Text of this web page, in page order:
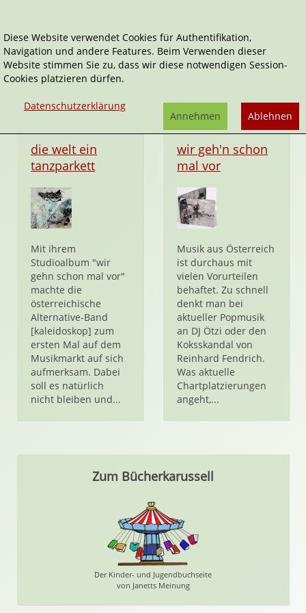
Crater8
die welt ein
tanzparkett
Mit ihrem
Studioalbum "wir
gehn schon mal vor"
machte die
österreichische
Alternative-Band
[kaleidoskop] zum
ersten Mal auf dem
Musikmarkt auf sich
aufmerksam. Dabei
soll es natürlich
nicht bleiben und...
CD
wir geh'n schon
mal vor
Musik aus Österreich
ist durchaus mit
vielen Vorurteilen
behaftet. Zu schnell
denkt man bei
aktueller Popmusik
an DJ Ötzi oder den
Koksskandal von
Reinhard Fendrich.
Was aktuelle
Chartplatzierungen
angeht,...
Zum Bücherkarussell
Der Kinder- und Jugendbuchseite
von Janetts Meinung
Diese Website verwendet Cookies für Authentifikation,
Navigation und andere Features. Beim Verwenden dieser
Website stimmen Sie zu, dass wir diese notwendigen Session-
Cookies platzieren dürfen.
Datenschutzerklärung
Ablehnen
Annehmen